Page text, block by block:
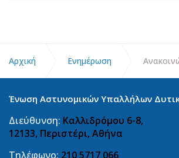
Αρχική Ενημέρωση
Ένωση Αστυνομικών Υπαλλήλων
Διεύθυνση: Καλλιδρόμου 6-8,
12133, Περιστέρι, Αθήνα
Τηλέφωνο: 210 5717 066